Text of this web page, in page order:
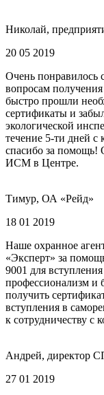
Николай,
20 05 2019
Очень понравилось
вопросам
быстро прошли
сертификаты и
экологической
течение 5-ти дней с
спасибо за помощь!
ИСМ в Центре.
Тимур, ОА «Рейд»
18 01 2019
Наше охранное
«Эксперт» за
9001 для
профессионализм и
получить
вступления в
к сотрудничеству с
Андрей, директор
27 01 2019